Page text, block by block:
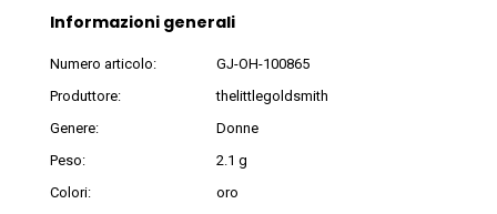
Informazioni generali
Numero articolo:
GJ-OH-100865
Produttore:
thelittlegoldsmith
Genere:
Donne
Peso:
2.1 g
Colori:
oro